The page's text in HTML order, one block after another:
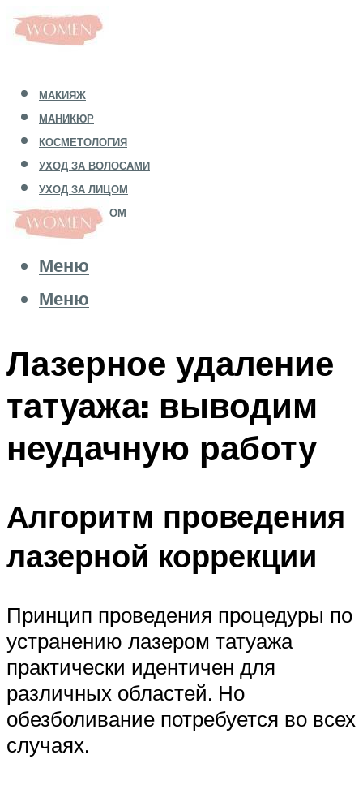
МАКИЯЖ
МАНИКЮР
КОСМЕТОЛОГИЯ
УХОД ЗА ВОЛОСАМИ
УХОД ЗА ЛИЦОМ
УХОД ЗА ТЕЛОМ
Меню
Меню
Лазерное удаление
татуажа: выводим
неудачную работу
Алгоритм проведения
лазерной коррекции
Принцип проведения процедуры по
устранению лазером татуажа
практически идентичен для
различных областей. Но
обезболивание потребуется во всех
случаях.